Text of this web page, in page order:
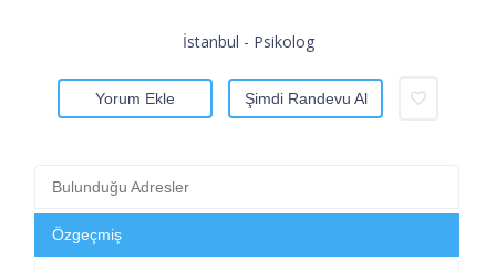
İstanbul - Psikolog
Yorum Ekle Şimdi Randevu Al
Bulunduğu Adresler
Özgeçmiş